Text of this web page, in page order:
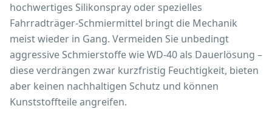
hochwertiges Silikonspray oder spezielles
Fahrradträger-Schmiermittel bringt die Mechanik
meist wieder in Gang. Vermeiden Sie unbedingt
aggressive Schmierstoffe wie WD-40 als Dauerlösung –
diese verdrängen zwar kurzfristig Feuchtigkeit, bieten
aber keinen nachhaltigen Schutz und können
Kunststoffteile angreifen.